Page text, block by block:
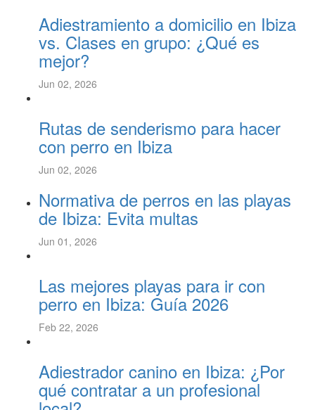
Adiestramiento a domicilio en Ibiza
vs. Clases en grupo: ¿Qué es
mejor?
Jun 02, 2026
Rutas de senderismo para hacer
con perro en Ibiza
Jun 02, 2026
Normativa de perros en las playas
de Ibiza: Evita multas
Jun 01, 2026
Las mejores playas para ir con
perro en Ibiza: Guía 2026
Feb 22, 2026
Adiestrador canino en Ibiza: ¿Por
qué contratar a un profesional